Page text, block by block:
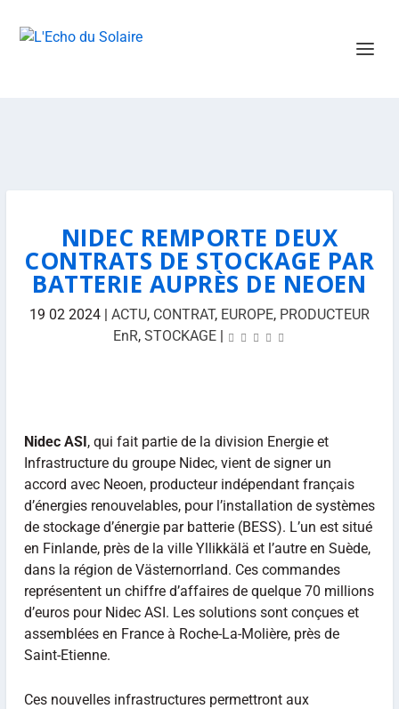
NIDEC REMPORTE DEUX
CONTRATS DE STOCKAGE PAR
BATTERIE AUPRÈS DE NEOEN
19 02 2024| ACTU, CONTRAT, EUROPE, PRODUCTEUR
EnR, STOCKAGE|
Nidec ASI, qui fait partie de la division Energie et
Infrastructure du groupe Nidec, vient de signer un
accord avec Neoen, producteur indépendant français
d’énergies renouvelables, pour l’installation de systèmes
de stockage d’énergie par batterie (BESS). L’un est situé
en Finlande, près de la ville Yllikkälä et l’autre en Suède,
dans la région de Västernorrland. Ces commandes
représentent un chiffre d’affaires de quelque 70 millions
d’euros pour Nidec ASI. Les solutions sont conçues et
assemblées en France à Roche-La-Molière, près de
Saint-Etienne.
Ces nouvelles infrastructures permettront aux